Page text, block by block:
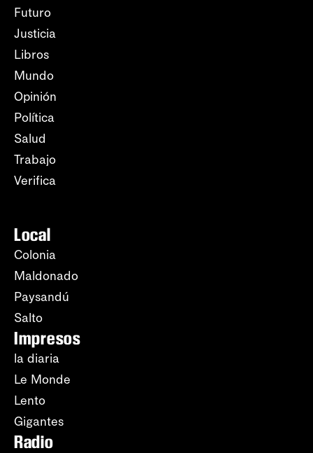
Futuro
Justicia
Libros
Mundo
Opinión
Política
Salud
Trabajo
Verifica
Local
Colonia
Maldonado
Paysandú
Salto
Impresos
la diaria
Le Monde
Lento
Gigantes
Radio